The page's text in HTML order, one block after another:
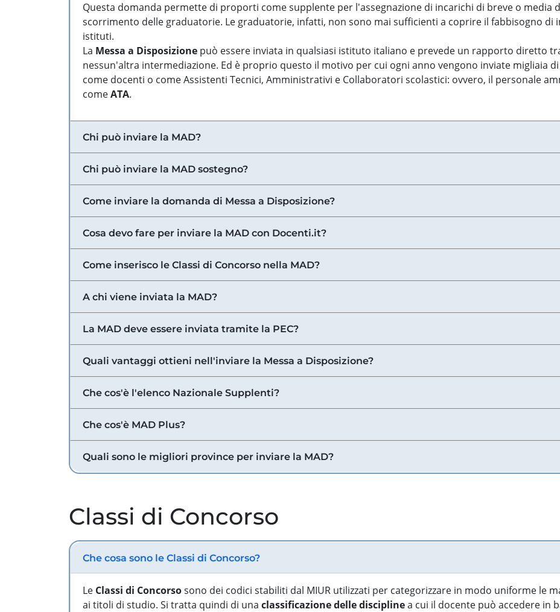
Questa domanda permette di proporti come supplente per l'assegnazione di incarichi di breve o media
scorrimento delle graduatorie. Le graduatorie, infatti, non sono mai sufficienti a coprire il fabbisogno di
istituti.
La Messa a Disposizione può essere inviata in qualsiasi istituto italiano e prevede un rapporto diretto
nessun'altra intermediazione. Ed è proprio questo il motivo per cui ogni anno vengono inviate migliaia
come docenti o come Assistenti Tecnici, Amministrativi e Collaboratori scolastici: ovvero, il personale
comeATA.
Chi può inviare la MAD?
Chi può inviare la MAD sostegno?
Come inviare la domanda di Messa a Disposizione?
Cosa devo fare per inviare la MAD con Docenti.it?
Come inserisco le Classi di Concorso nella MAD?
A chi viene inviata la MAD?
La MAD deve essere inviata tramite la PEC?
Quali vantaggi ottieni nell'inviare la Messa a Disposizione?
Che cos'è l'elenco Nazionale Supplenti?
Che cos'è MAD Plus?
Quali sono le migliori province per inviare la MAD?
Classi di Concorso
Che cosa sono le Classi di Concorso?
Le Classi di Concorsosono dei codici stabiliti dal MIUR utilizzati per categorizzare in modo uniforme le
ai titoli di studio. Si tratta quindi di una classificazione delle disciplinea cui il docente può accedere in